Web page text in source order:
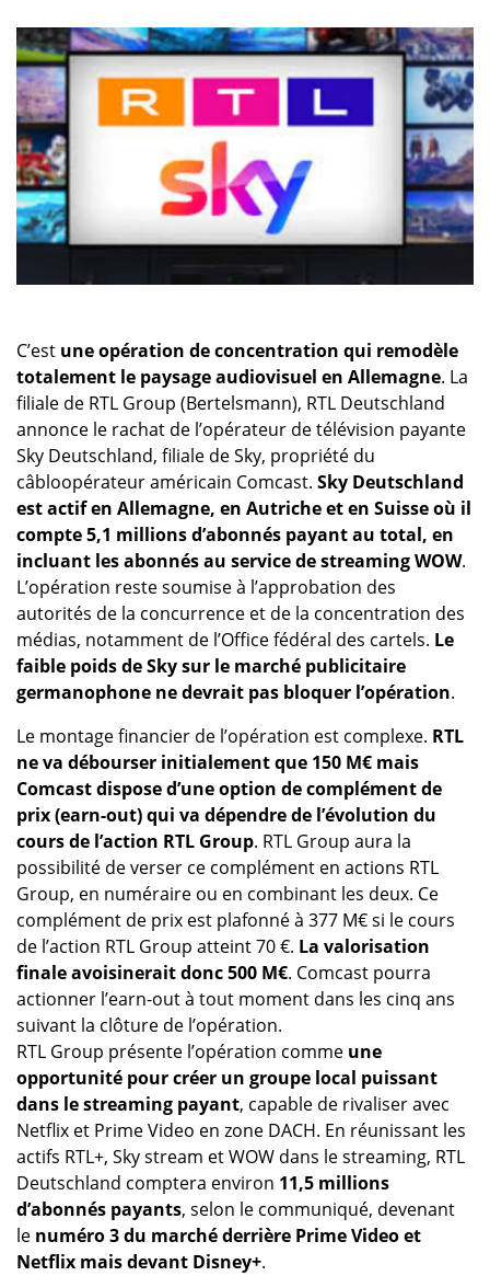
C’est une opération de concentration qui remodèle
totalement le paysage audiovisuel en Allemagne. La
filiale de RTL Group (Bertelsmann), RTL Deutschland
annonce le rachat de l’opérateur de télévision payante
Sky Deutschland, filiale de Sky, propriété du
câbloopérateur américain Comcast. Sky Deutschland
est actif en Allemagne, en Autriche et en Suisse où il
compte 5,1 millions d’abonnés payant au total, en
incluant les abonnés au service de streaming WOW.
L’opération reste soumise à l’approbation des
autorités de la concurrence et de la concentration des
médias, notamment de l’Office fédéral des cartels. Le
faible poids de Sky sur le marché publicitaire
germanophone ne devrait pas bloquer l’opération.
Le montage financier de l’opération est complexe. RTL
ne va débourser initialement que 150 M€ mais
Comcast dispose d’une option de complément de
prix (earn-out) qui va dépendre de l’évolution du
cours de l’action RTL Group. RTL Group aura la
possibilité de verser ce complément en actions RTL
Group, en numéraire ou en combinant les deux. Ce
complément de prix est plafonné à 377 M€ si le cours
de l’action RTL Group atteint 70 €. La valorisation
finale avoisinerait donc 500 M€. Comcast pourra
actionner l’earn-out à tout moment dans les cinq ans
suivant la clôture de l’opération.
RTL Group présente l’opération comme une
opportunité pour créer un groupe local puissant
dans le streaming payant, capable de rivaliser avec
Netflix et Prime Video en zone DACH. En réunissant les
actifs RTL+, Sky stream et WOW dans le streaming, RTL
Deutschland comptera environ 11,5 millions
d’abonnés payants, selon le communiqué, devenant
le numéro 3 du marché derrière Prime Video et
Netflix mais devant Disney+.